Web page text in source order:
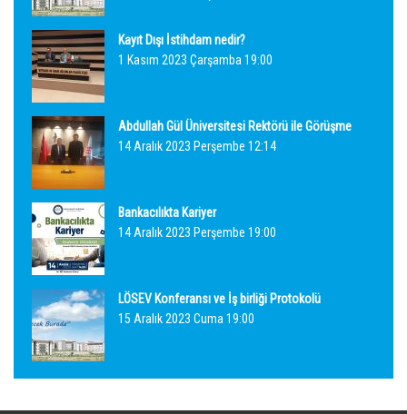
Kayıt Dışı İstihdam nedir?
1 Kasım 2023 Çarşamba 19:00
Abdullah Gül Üniversitesi Rektörü ile Görüşme
14 Aralık 2023 Perşembe 12:14
Bankacılıkta Kariyer
14 Aralık 2023 Perşembe 19:00
LÖSEV Konferansı ve İş birliği Protokolü
15 Aralık 2023 Cuma 19:00